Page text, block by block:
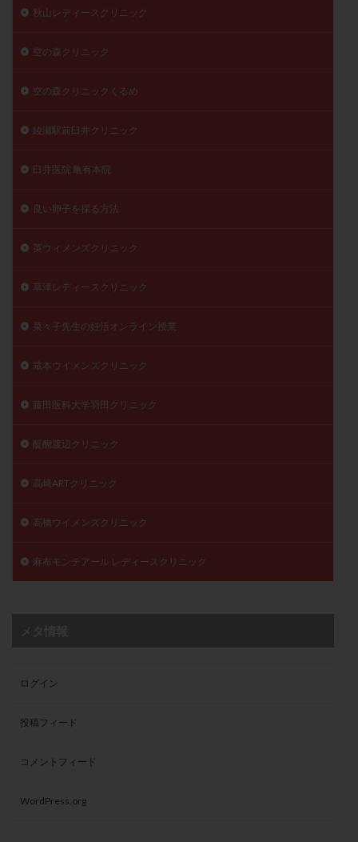
秋山レディースクリニック
空の森クリニック
空の森クリニックくるめ
綾瀬駅前臼井クリニック
臼井医院 亀有本院
良い卵子を採る方法
英ウィメンズクリニック
草津レディースクリニック
菜々子先生の妊活オンライン授業
蔵本ウイメンズクリニック
藤田医科大学羽田クリニック
醍醐渡辺クリニック
高崎ARTクリニック
高橋ウイメンズクリニック
麻布モンテアール レディースクリニック
ログイン
投稿フィード
コメントフィード
WordPress.org